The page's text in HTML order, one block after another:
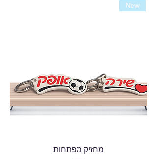
New
מחזיק מפתחות